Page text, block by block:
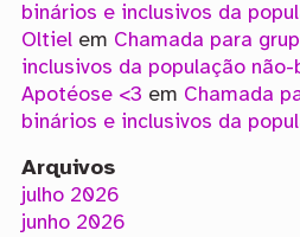
binários e inclusivos da
Oltielem Chamada para
inclusivos da população não-
Apotéose <3 em Chamada
binários e inclusivos da
Arquivos
julho 2026
junho 2026